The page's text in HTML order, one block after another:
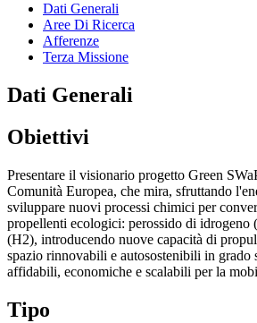
Dati Generali
Aree Di Ricerca
Afferenze
Terza Missione
Dati Generali
Obiettivi
Presentare il visionario progetto Green
Comunità Europea, che mira, sfruttando
sviluppare nuovi processi chimici per
propellenti ecologici: perossido di idrogeno
(H2), introducendo nuove capacità di
spazio rinnovabili e autosostenibili in grado
affidabili, economiche e scalabili per la
Tipo